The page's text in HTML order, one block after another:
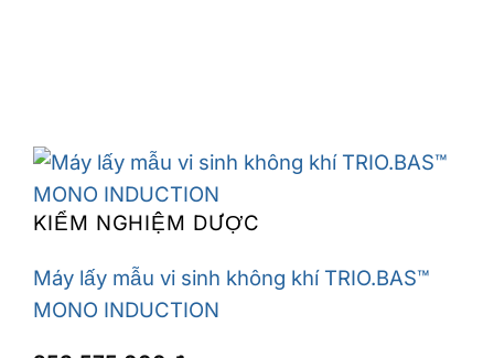
KIỂM NGHIỆM DƯỢC
Máy lấy mẫu vi sinh không khí TRIO.BAS™
MONO INDUCTION